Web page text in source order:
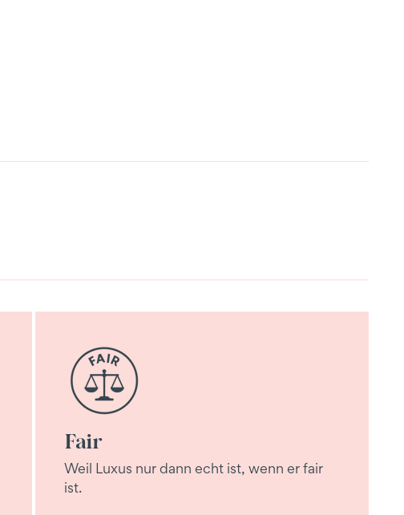
Fair
Weil Luxus nur dann echt ist, wenn er fair
ist.